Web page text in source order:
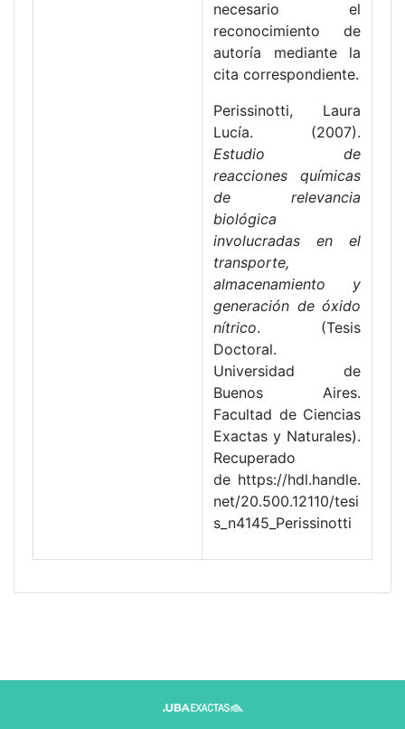
necesario el
reconocimiento de
autoría mediante la
cita correspondiente.
Perissinotti, Laura
Lucía. (2007).
Estudio de
reacciones químicas
de relevancia
biológica
involucradas en el
transporte,
almacenamiento y
generación de óxido
nítrico. (Tesis
Doctoral.
Universidad de
Buenos Aires.
Facultad de Ciencias
Exactas y Naturales).
Recuperado
de https://hdl.handle.
net/20.500.12110/tesi
s_n4145_Perissinotti